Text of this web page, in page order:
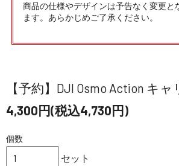
商品の仕様やデザインは予告なく変更と
ます。あらかじめご了承ください。
【予約】DJI Osmo Action キ
4,300円(税込4,730円)
個数
セット